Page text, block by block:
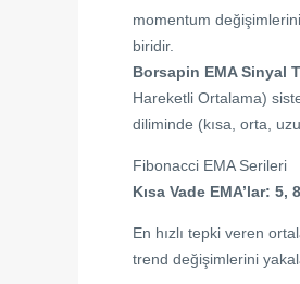
momentum
biridir.
Borsapin EMA Sinyal
Hareketli Ortalama)
diliminde (kısa, orta,
Fibonacci EMA Serileri
Kısa Vade EMA’lar: 5,
En hızlı tepki veren
trend değişimlerini